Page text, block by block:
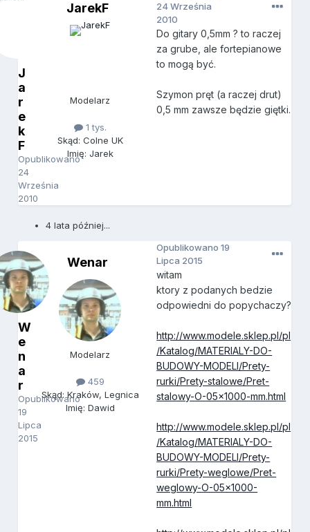
J
a
r
e
k
F
Opublikowano
24
Września
2010
JarekF
Modelarz
1 tys.
Skąd: Colne UK
Imię: Jarek
24 Września
2010
Do gitary 0,5mm ? to raczej
za grube, ale fortepianowe
to mogą być.
Szymon pręt (a raczej drut)
0,5 mm zawsze będzie giętki.
4 lata później...
W
e
n
a
r
Opublikowano
19
Lipca
2015
Wenar
Modelarz
459
Skąd: Kraków, Legnica
Imię: Dawid
Opublikowano19
Lipca 2015
witam
ktory z podanych bedzie
odpowiedni do popychaczy?
http://www.modele.sklep.pl/pl
/Katalog/MATERIALY-DO-
BUDOWY-MODELI/Prety-
rurki/Prety-stalowe/Pret-
stalowy-O-05x1000-mm.html
http://www.modele.sklep.pl/pl
/Katalog/MATERIALY-DO-
BUDOWY-MODELI/Prety-
rurki/Prety-weglowe/Pret-
weglowy-O-05x1000-
mm.html